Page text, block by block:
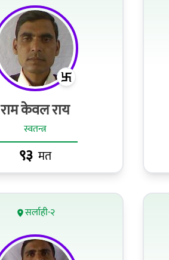
राम केवल राय
स्वतन्त्र
९३ मत
सर्लाही-२